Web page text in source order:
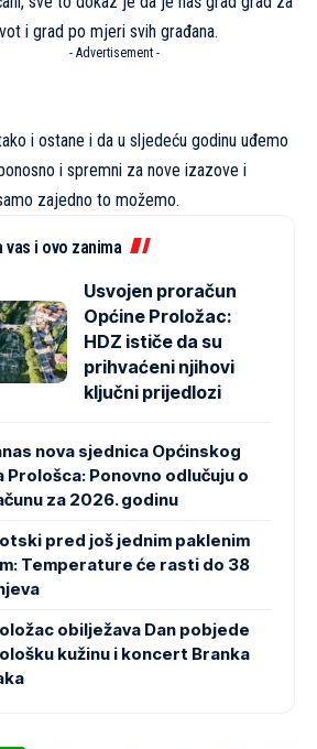
i grad po mjeri svih građana.
- Advertisement -
i ostane i da u sljedeću godinu uđemo
i spremni za nove izazove i
zajedno to možemo.
vas i ovo zanima
Usvojen proračun
Općine Proložac:
HDZ ističe da su
prihvaćeni njihovi
ključni prijedlozi
nova sjednica Općinskog
Prološca: Ponovno odlučuju o
za 2026. godinu
pred još jednim paklenim
Temperature će rasti do 38
obilježava Dan pobjede
kužinu i koncert Branka